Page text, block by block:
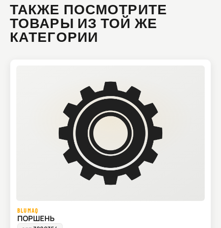
ТАКЖЕ ПОСМОТРИТЕ
ТОВАРЫ ИЗ ТОЙ ЖЕ
КАТЕГОРИИ
BLUMAQ
ПОРШЕНЬ